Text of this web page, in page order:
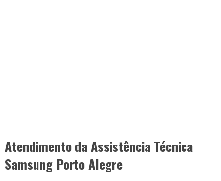
Atendimento da Assistência Técnica
Samsung Porto Alegre